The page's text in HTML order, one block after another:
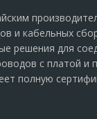
и кабельных
решения для
с платой и
полную